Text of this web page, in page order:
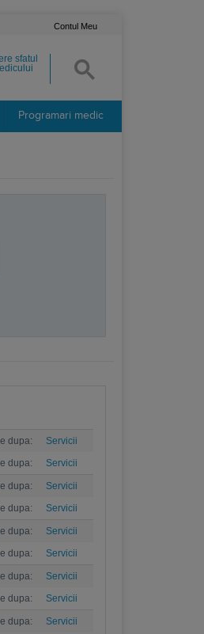
Contul Meu
sfatul
Programari medic
Servicii
dupa:
Servicii
dupa:
Servicii
dupa:
Servicii
dupa:
Servicii
dupa:
Servicii
dupa:
Servicii
dupa:
Servicii
dupa:
Servicii
dupa: